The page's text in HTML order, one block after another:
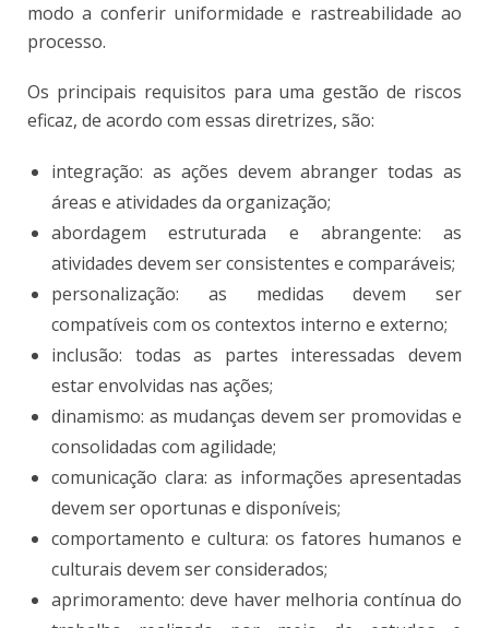
modo a conferir uniformidade e rastreabilidade ao
processo.
Os principais requisitos para uma gestão de riscos
eficaz, de acordo com essas diretrizes, são:
integração: as ações devem abranger todas as
áreas e atividades da organização;
abordagem estruturada e abrangente: as
atividades devem ser consistentes e comparáveis;
personalização: as medidas devem ser
compatíveis com os contextos interno e externo;
inclusão: todas as partes interessadas devem
estar envolvidas nas ações;
dinamismo: as mudanças devem ser promovidas e
consolidadas com agilidade;
comunicação clara: as informações apresentadas
devem ser oportunas e disponíveis;
comportamento e cultura: os fatores humanos e
culturais devem ser considerados;
aprimoramento: deve haver melhoria contínua do